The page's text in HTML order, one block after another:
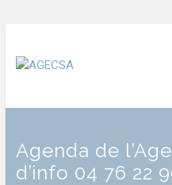
Agenda de
d’info 04 76 22